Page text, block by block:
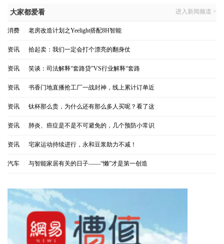
大家都爱看 进入新闻频道 >
消费 老房改造计划之Yeelight搭配8H智能
资讯 拾起卖：我们一定会打个漂亮的翻身仗
资讯 笑谈：司法解释“套路贷”VS行业解释“套路
资讯 书香门地直播抢工厂一战封神，线上累计订单近
资讯 钛杯那么贵，为什么还有那么多人买呢？看了这
资讯 肺炎、癌症是不是不可避免的，几个预防小常识
资讯 宅家运动持续进行，永和豆浆助力不减！
汽车 与智能家居有关的日子——“懒”才是第一创造